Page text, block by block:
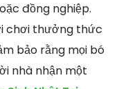
đồng nghiệp.
chơi thưởng thức
bảo rằng mọi bó
nhà nhận một